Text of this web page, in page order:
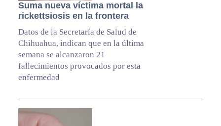
Suma nueva víctima mortal la
rickettsiosis en la frontera
Datos de la Secretaría de Salud de
Chihuahua, indican que en la última
semana se alcanzaron 21
fallecimientos provocados por esta
enfermedad